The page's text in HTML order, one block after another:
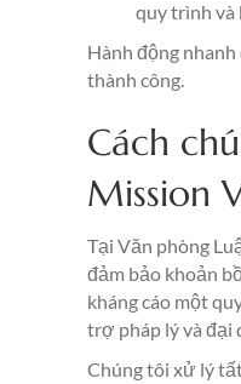
quy trình và
Hành động
thành công.
Cách
Mission
Tại Văn phòng
đảm bảo khoản
kháng cáo một
trợ pháp lý và đại
Chúng tôi xử lý